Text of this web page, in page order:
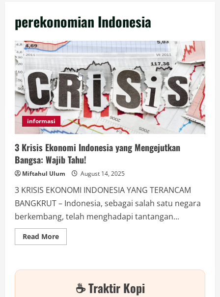
perekonomian Indonesia
informasi
3 Krisis Ekonomi Indonesia yang Mengejutkan
Bangsa: Wajib Tahu!
Miftahul Ulum August 14, 2025
3 KRISIS EKONOMI INDONESIA YANG TERANCAM
BANGKRUT – Indonesia, sebagai salah satu negara
berkembang, telah menghadapi tantangan...
Read MoreRead
more
Ekonomi
Mengejutkan
☕ Traktir Kopi